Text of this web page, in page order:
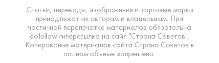
Статьи, переводы, изображения и торговые марки
принадлежат их авторам и владельцам. При
частичной перепечатке материалов обязательна
dofollow гиперссылка на сайт "Страна Советов".
Копирование материалов сайта Страна Советов в
полном объеме запрещено.